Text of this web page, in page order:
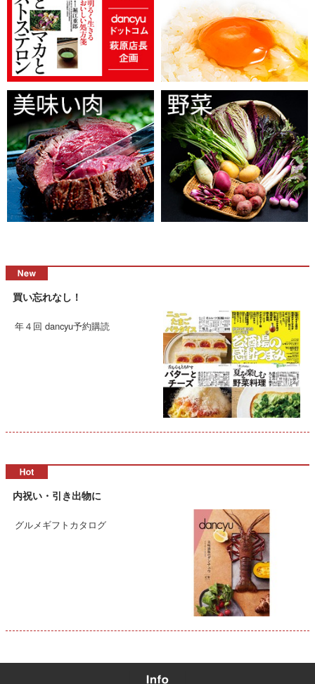
買い忘れなし！
年４回 dancyu予約購読
内祝い・引き出物に
グルメギフトカタログ